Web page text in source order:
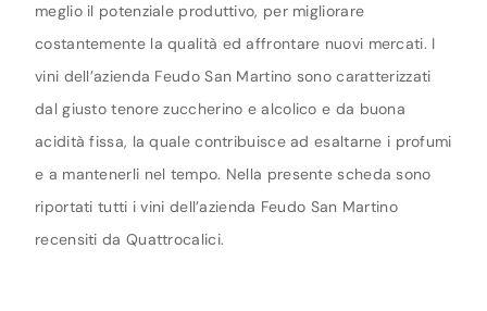
meglio il potenziale produttivo, per migliorare
costantemente la qualità ed affrontare nuovi mercati. I
vini dell’azienda Feudo San Martino sono caratterizzati
dal giusto tenore zuccherino e alcolico e da buona
acidità fissa, la quale contribuisce ad esaltarne i profumi
e a mantenerli nel tempo. Nella presente scheda sono
riportati tutti i vini dell’azienda Feudo San Martino
recensiti da Quattrocalici.